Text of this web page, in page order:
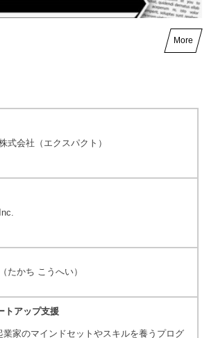
More
式会社（エクスパクト）
たかち こうへい）
トアップ支援
業家のマインドセットやスキルを養うプログ